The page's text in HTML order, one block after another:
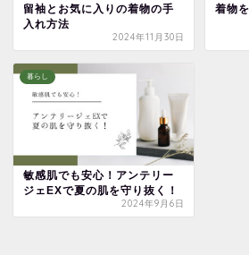
留袖とお気に入りの着物の手
入れ方法
2024年11月30日
着物
暮らし
敏感肌でも安心！アンテリー
ジェEXで夏の肌を守り抜く！
2024年9月6日